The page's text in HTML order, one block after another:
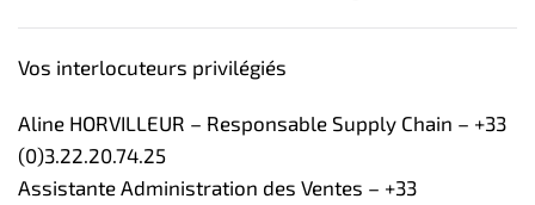
Vos interlocuteurs privilégiés
Aline HORVILLEUR – Responsable Supply Chain – +33
(0)3.22.20.74.25
Assistante Administration des Ventes – +33